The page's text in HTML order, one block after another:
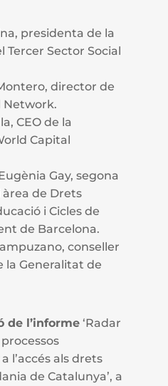
presidenta de la
Tercer Sector Social
director de
Network.
CEO de la
Capital
Gay, segona
de Drets
i Cicles de
de Barcelona.
conseller
la Generalitat de
de l’informe‘Radar
l’accés als drets
de Catalunya’, a